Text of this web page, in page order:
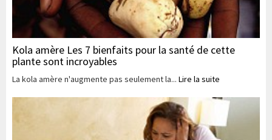
Kola amère Les 7 bienfaits pour la santé de cette
plante sont incroyables
La kola amère n'augmente pas seulement la... Lire la suite